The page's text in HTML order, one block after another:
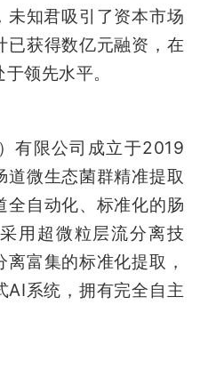
未知君吸引了资本市场
已获得数亿元融资，在
领先水平。
有限公司成立于2019
道微生态菌群精准提取
全自动化、标准化的肠
用超微粒层流分离技
富集的标准化提取，
AI系统，拥有完全自主